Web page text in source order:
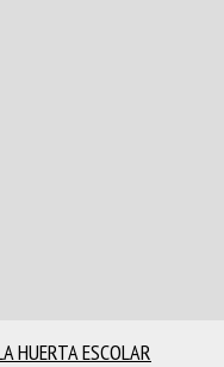
HUERTA ESCOLAR